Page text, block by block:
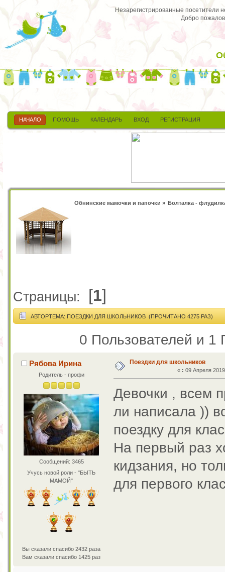
Незарегистрированные посетители
Добро
НАЧАЛО ПОМОЩЬ КАЛЕНДАРЬ ВХОД РЕГИСТРАЦИЯ
Обнинские мамочки и папочки » Болталка -
Страницы: [1]
АВТОРТЕМА: ПОЕЗДКИ ДЛЯ ШКОЛЬНИКОВ (ПРОЧИТАНО 4275 РАЗ)
0 Пользователей и 1
Рябова Ирина
Родитель - профи
Сообщений: 3465
Учусь новой роли - "БЫТЬ
МАМОЙ"
Вы сказали спасибо 2432 раза
Вам сказали спасибо 1425 раз
Поездки для школьников
« : 09 Апреля
Девочки , всем
ли написала ))
поездку для
На первый раз
кидзания, но
для первого